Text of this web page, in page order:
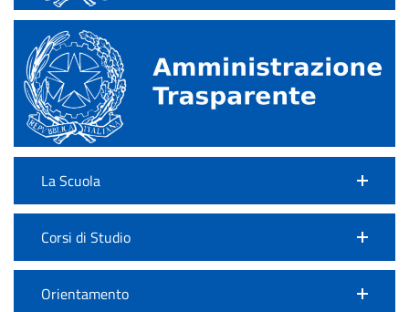
La Scuola
Corsi di Studio
Orientamento